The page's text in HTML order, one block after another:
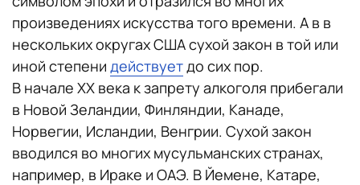
произведениях искусства того времени. А в в
нескольких округах США сухой закон в той или
иной степени действует до сих пор.
В начале XX века к запрету алкоголя прибегали
в Новой Зеландии, Финляндии, Канаде,
Норвегии, Исландии, Венгрии. Сухой закон
вводился во многих мусульманских странах,
например, в Ираке и ОАЭ. В Йемене, Катаре,